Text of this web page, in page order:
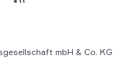
mbH & Co. KG